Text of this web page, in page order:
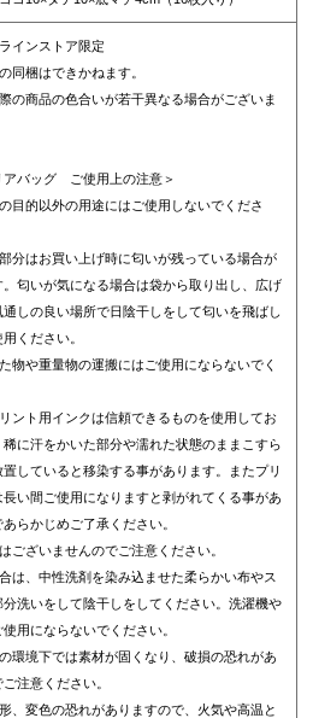
インストア限定
同梱はできかねます。
の商品の色合いが若干異なる場合がございま
アバッグ ご使用上の注意＞
目的以外の用途にはご使用しないでくださ
分はお買い上げ時に匂いが残っている場合が
。匂いが気になる場合は袋から取り出し、広げ
しの良い場所で日陰干しをして匂いを飛ばし
ください。
物や重量物の運搬にはご使用にならないでく
ント用インクは信頼できるものを使用してお
稀に汗をかいた部分や濡れた状態のままこすら
していると移染する事があります。またプリ
長い間ご使用になりますと剥がれてくる事があ
らかじめご了承ください。
ございませんのでご注意ください。
は、中性洗剤を染み込ませた柔らかい布やス
分洗いをして陰干しをしてください。洗濯機や
用にならないでください。
環境下では素材が固くなり、破損の恐れがあ
注意ください。
、変色の恐れがありますので、火気や高温と